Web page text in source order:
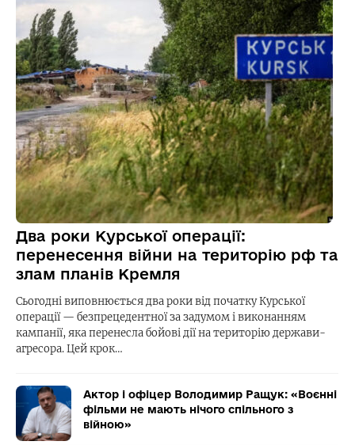
Два роки Курської операції:
перенесення війни на територію рф та
злам планів Кремля
Сьогодні виповнюється два роки від початку Курської
операції — безпрецедентної за задумом і виконанням
кампанії, яка перенесла бойові дії на територію держави-
агресора. Цей крок…
Актор і офіцер Володимир Ращук: «Воєнні
фільми не мають нічого спільного з
війною»